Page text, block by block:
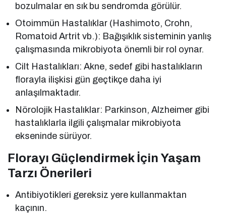
bozulmalar en sık bu sendromda görülür.
Otoimmün Hastalıklar (Hashimoto, Crohn,
Romatoid Artrit vb.): Bağışıklık sisteminin yanlış
çalışmasında mikrobiyota önemli bir rol oynar.
Cilt Hastalıkları: Akne, sedef gibi hastalıkların
florayla ilişkisi gün geçtikçe daha iyi
anlaşılmaktadır.
Nörolojik Hastalıklar: Parkinson, Alzheimer gibi
hastalıklarla ilgili çalışmalar mikrobiyota
ekseninde sürüyor.
Florayı Güçlendirmek İçin Yaşam
Tarzı Önerileri
Antibiyotikleri gereksiz yere kullanmaktan
kaçının.